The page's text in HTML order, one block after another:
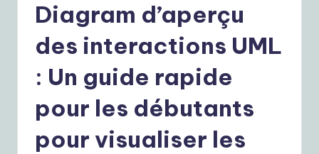
Diagram d’aperçu
des interactions UML
: Un guide rapide
pour les débutants
pour visualiser les